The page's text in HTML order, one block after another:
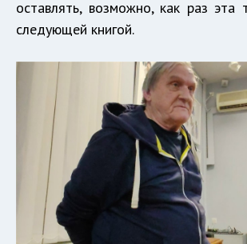
оставлять, возможно, как раз эта
следующей книгой.